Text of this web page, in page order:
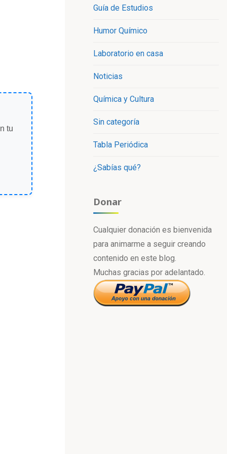
tu
Guía de Estudios
Humor Químico
Laboratorio en casa
Noticias
Química y Cultura
Sin categoría
Tabla Periódica
¿Sabías qué?
Donar
Cualquier donación es bienvenida
para animarme a seguir creando
contenido en este blog.
Muchas gracias por adelantado.